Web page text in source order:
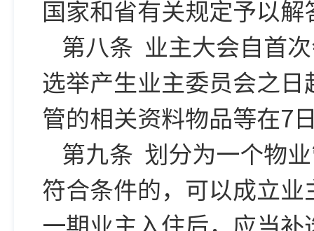
国家和省有关规定予以解
第八条 业主大会自首
选举产生业主委员会之
管的相关资料物品等在7
第九条 划分为一个物
符合条件的，可以成立